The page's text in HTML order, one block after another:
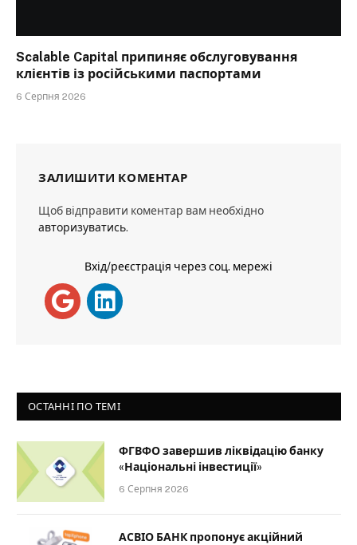
Scalable Capital припиняє обслуговування
клієнтів із російськими паспортами
6 Серпня 2026
ЗАЛИШИТИ КОМЕНТАР
Щоб відправити коментар вам необхідно
авторизуватись.
Вхід/реєстрація через соц. мережі
ОСТАННІ ПО ТЕМІ
ФГВФО завершив ліквідацію банку
«Національні інвестиції»
6 Серпня 2026
АСВІО БАНК пропонує акційний